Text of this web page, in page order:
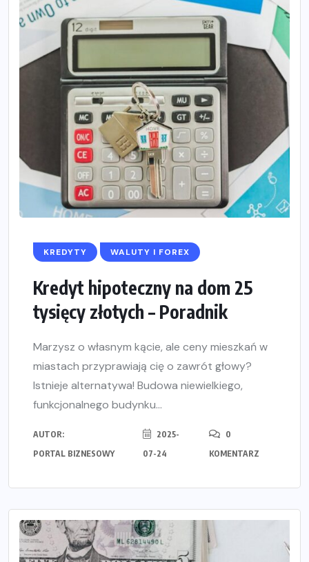
KREDYTY WALUTY I FOREX
Kredyt hipoteczny na dom 25
tysięcy złotych – Poradnik
Marzysz o własnym kącie, ale ceny mieszkań w
miastach przyprawiają cię o zawrót głowy?
Istnieje alternatywa! Budowa niewielkiego,
funkcjonalnego budynku...
AUTOR:
PORTAL BIZNESOWY
2025-
07-24
0
KOMENTARZ